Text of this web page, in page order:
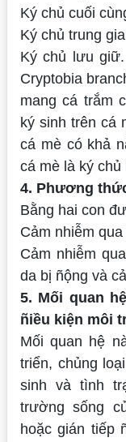
Ký chủ cuối
Ký chủ trung
Ký chủ lưu
Cryptobia
mang cá trắm
ký sinh trên cá
cá mè có khả
cá mè là ký
4. Phương
Bằng hai con
Cảm nhiễm
Cảm nhiễm
da bị ñộng và
5. Mối quan
ñiều kiện môi
Mối quan hệ
triển, chủng
sinh và tình
trường sống
hoặc gián tiếp